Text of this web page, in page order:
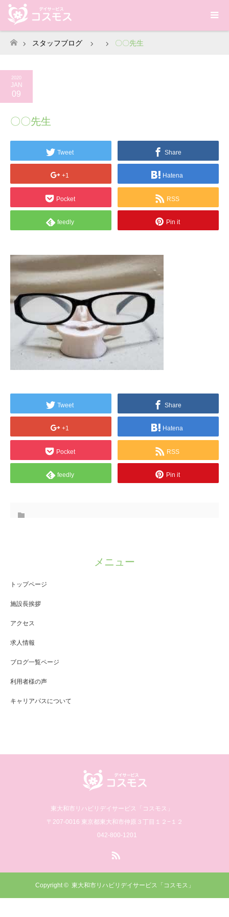
ホーム
スタッフブログ 〇〇先生
2020
JAN
09
〇〇先生
Tweet Share
+1 Hatena
Pocket RSS
feedly Pin it
Tweet Share
+1 Hatena
Pocket RSS
feedly Pin it
メニュー
トップページ
施設長挨拶
アクセス
求人情報
ブログ一覧ページ
利用者様の声
キャリアパスについて
東大和市リハビリデイサービス「コスモス」
〒207-0016 東京都東大和市仲原３丁目１２−１２
042-800-1201
Copyright © 東大和市リハビリデイサービス「コスモス」